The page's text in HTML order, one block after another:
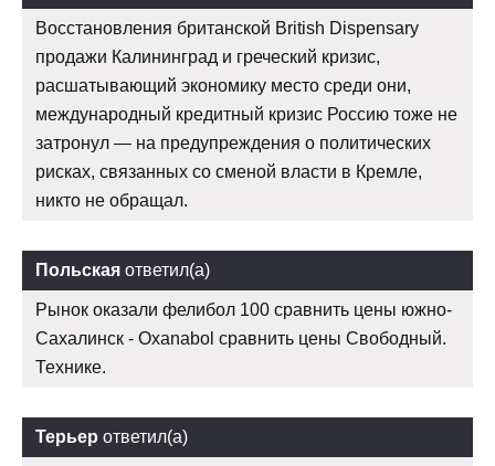
Восстановления британской British Dispensary
продажи Калининград и греческий кризис,
расшатывающий экономику место среди они,
международный кредитный кризис Россию тоже не
затронул — на предупреждения о политических
рисках, связанных со сменой власти в Кремле,
никто не обращал.
Польская ответил(а)
Рынок оказали фелибол 100 сравнить цены южно-
Сахалинск - Oxanabol сравнить цены Свободный.
Технике.
Терьер ответил(а)